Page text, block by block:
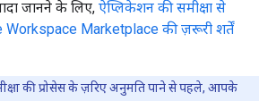
जानने के लिए, ऐप्लिकेशन की समीक्षा से
Workspace Marketplace की ज़रूरी शर्तें
की प्रोसेस के ज़रिए अनुमति पाने से पहले, आपके